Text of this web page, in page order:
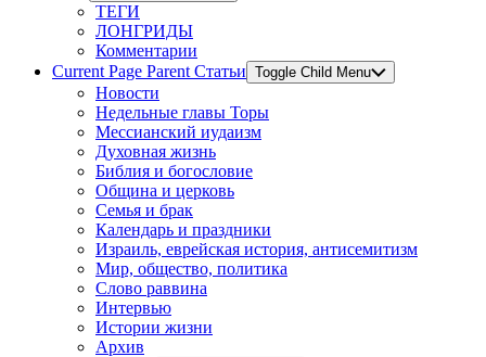
ТЕГИ
ЛОНГРИДЫ
Комментарии
Current Page Parent Статьи Toggle Child Menu
Новости
Недельные главы Торы
Мессианский иудаизм
Духовная жизнь
Библия и богословие
Община и церковь
Семья и брак
Календарь и праздники
Израиль, еврейская история, антисемитизм
Мир, общество, политика
Слово раввина
Интервью
Истории жизни
Архив